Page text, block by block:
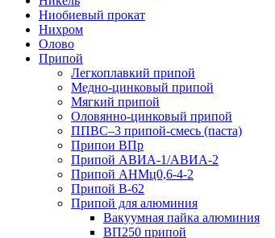
Ниобиевый прокат
Нихром
Олово
Припой
Легкоплавкий припой
Медно-цинковый припой
Мягкий припой
Оловянно-цинковый припой
ППВС–3 припой-смесь (паста)
Припои ВПр
Припой АВИА-1/АВИА-2
Припой АНМц0,6-4-2
Припой В-62
Припой для алюминия
Вакуумная пайка алюминия
ВП250 припой